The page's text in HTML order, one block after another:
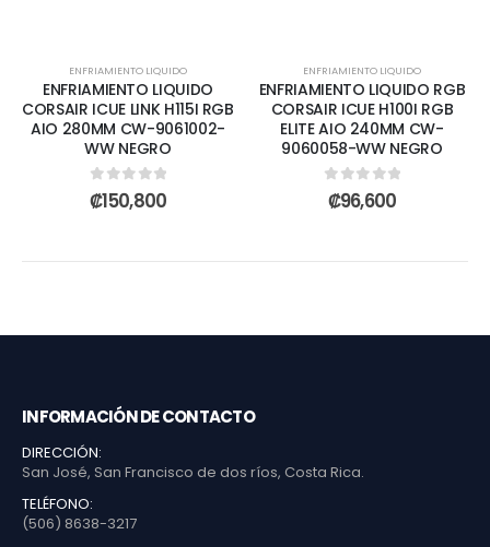
ENFRIAMIENTO LIQUIDO
ENFRIAMIENTO LIQUIDO
CORSAIR ICUE LINK H115I RGB
AIO 280MM CW-9061002-
WW NEGRO
0out of 5
₡150,800
ENFRIAMIENTO LIQUIDO
ENFRIAMIENTO LIQUIDO RGB
CORSAIR ICUE H100I RGB
ELITE AIO 240MM CW-
9060058-WW NEGRO
0out of 5
₡96,600
INFORMACIÓN DE CONTACTO
DIRECCIÓN:
San José, San Francisco de dos ríos, Costa Rica.
TELÉFONO:
(506) 8638-3217